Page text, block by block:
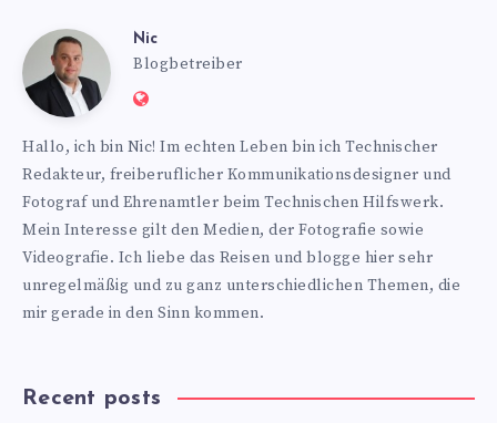
Nic Nic
Blogbetreiber
Website:
Hallo, ich bin Nic! Im echten Leben bin ich Technischer
Redakteur, freiberuflicher Kommunikationsdesigner und
Fotograf und Ehrenamtler beim Technischen Hilfswerk.
Mein Interesse gilt den Medien, der Fotografie sowie
Videografie. Ich liebe das Reisen und blogge hier sehr
unregelmäßig und zu ganz unterschiedlichen Themen, die
mir gerade in den Sinn kommen.
Recent posts